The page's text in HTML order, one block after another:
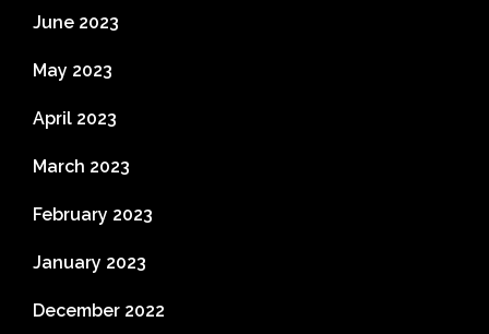
June 2023
May 2023
April 2023
March 2023
February 2023
January 2023
December 2022